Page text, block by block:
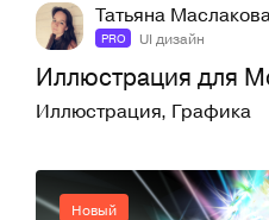
Татьяна
PRO UI дизайн
Иллюстрация для
Иллюстрация, Графика
Новый